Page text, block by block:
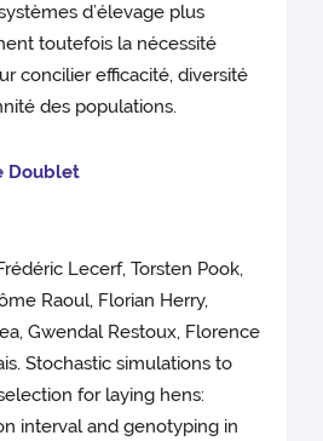
d’élevage plus
toutefois la nécessité
concilier efficacité, diversité
des populations.
Doublet
Lecerf, Torsten Pook,
Raoul, Florian Herry,
Gwendal Restoux, Florence
Stochastic simulations to
for laying hens:
interval and genotyping in